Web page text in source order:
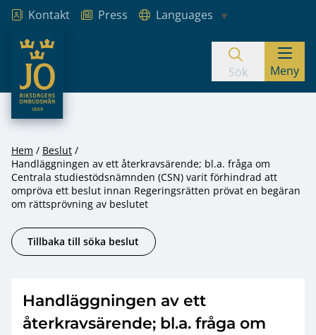
Hoppa till innehåll
Kontakt Press
Languages
JO – Riksdagens Ombudsmän
Sök Meny
Hem
Beslut
Handläggningen av ett återkravsärende; bl.a. fråga om
Centrala studiestödsnämnden (CSN) varit förhindrad att
ompröva ett beslut innan Regeringsrätten prövat en begäran
om rättsprövning av beslutet
Tillbaka till söka beslut
Handläggningen av ett
återkravsärende; bl.a. fråga om